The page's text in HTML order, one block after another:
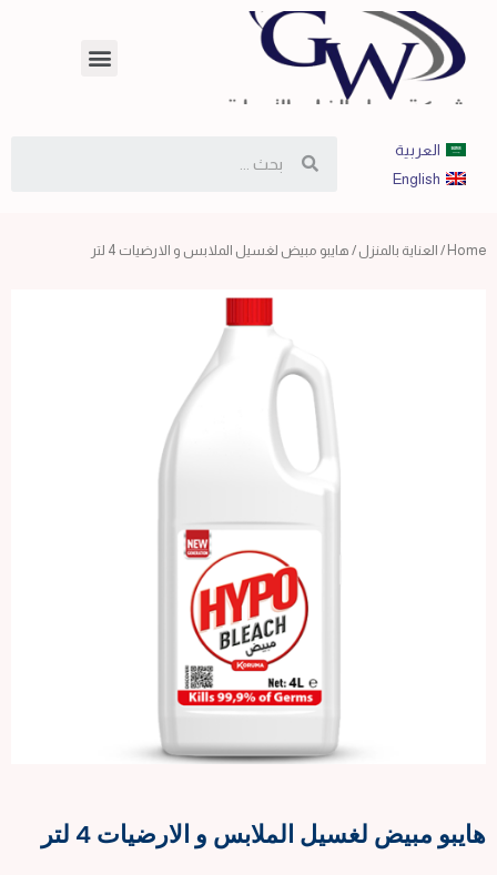
العربية
English
Home
/ العناية بالمنزل / هايبو مبيض لغسيل الملابس و الارضيات 4 لتر
هايبو مبيض لغسيل الملابس و الارضيات 4 لتر